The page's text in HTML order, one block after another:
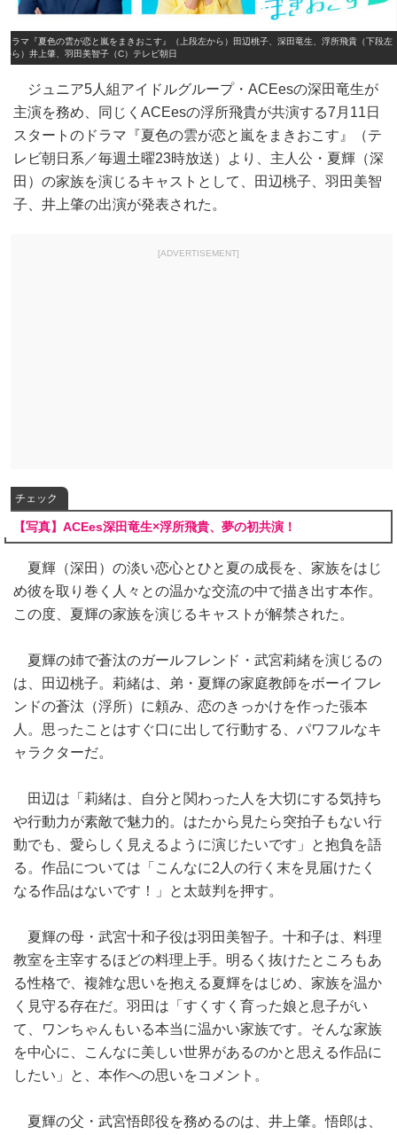
ドラマ『夏色の雲が恋と嵐をまきおこす』（上段左から）田辺桃子、深田竜生、浮所飛貴（下段左
から）井上肇、羽田美智子（C）テレビ朝日
ジュニア5人組アイドルグループ・ACEesの深田竜生が
主演を務め、同じくACEesの浮所飛貴が共演する7月11日
スタートのドラマ『夏色の雲が恋と嵐をまきおこす』（テ
レビ朝日系／毎週土曜23時放送）より、主人公・夏輝（深
田）の家族を演じるキャストとして、田辺桃子、羽田美智
子、井上肇の出演が発表された。
[ADVERTISEMENT]
チェック
【写真】ACEes深田竜生×浮所飛貴、夢の初共演！
夏輝（深田）の淡い恋心とひと夏の成長を、家族をはじ
め彼を取り巻く人々との温かな交流の中で描き出す本作。
この度、夏輝の家族を演じるキャストが解禁された。
夏輝の姉で蒼汰のガールフレンド・武宮莉緒を演じるの
は、田辺桃子。莉緒は、弟・夏輝の家庭教師をボーイフレ
ンドの蒼汰（浮所）に頼み、恋のきっかけを作った張本
人。思ったことはすぐ口に出して行動する、パワフルなキ
ャラクターだ。
田辺は「莉緒は、自分と関わった人を大切にする気持ち
や行動力が素敵で魅力的。はたから見たら突拍子もない行
動でも、愛らしく見えるように演じたいです」と抱負を語
る。作品については「こんなに2人の行く末を見届けたく
なる作品はないです！」と太鼓判を押す。
夏輝の母・武宮十和子役は羽田美智子。十和子は、料理
教室を主宰するほどの料理上手。明るく抜けたところもあ
る性格で、複雑な思いを抱える夏輝をはじめ、家族を温か
く見守る存在だ。羽田は「すくすく育った娘と息子がい
て、ワンちゃんもいる本当に温かい家族です。そんな家族
を中心に、こんなに美しい世界があるのかと思える作品に
したい」と、本作への思いをコメント。
夏輝の父・武宮悟郎役を務めるのは、井上肇。悟郎は、